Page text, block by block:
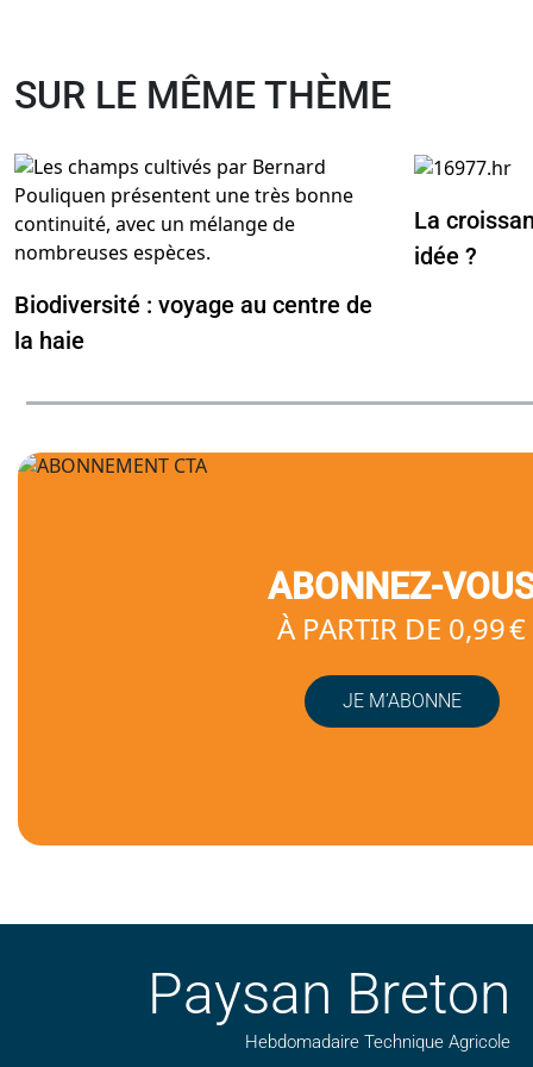
SUR LE MÊME THÈME
Biodiversité : voyage au centre de
la haie
La
idée ?
ABONNEZ-
À PARTIR DE 0,99 €
JE M’ABONNE
Paysan Breton
Hebdomadaire Technique Agricole